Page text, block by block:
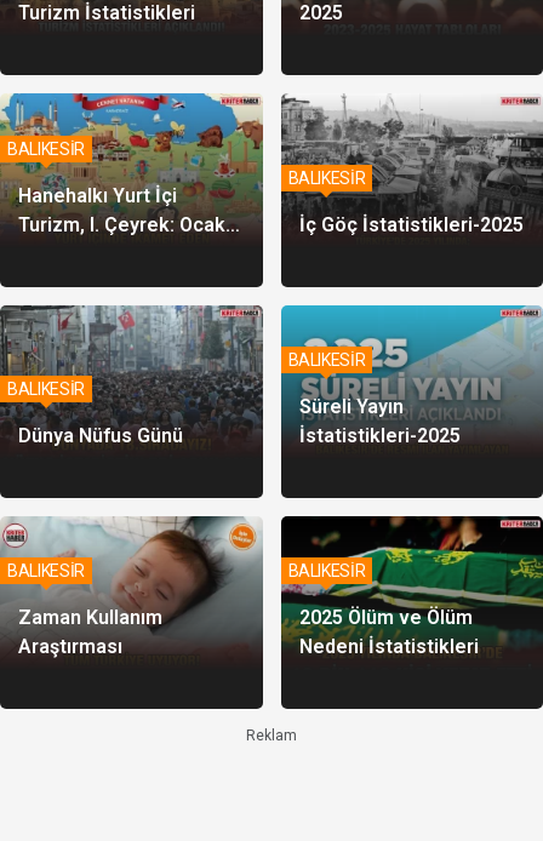
Turizm İstatistikleri
2025
Hanehalkı Yurt İçi
Turizm, I. Çeyrek: Ocak-
BALIKESİR
İç Göç İstatistikleri-2025
BALIKESİR
Dünya Nüfus Günü
BALIKESİR
Süreli Yayın
İstatistikleri-2025
BALIKESİR
Zaman Kullanım
Araştırması
BALIKESİR
2025 Ölüm ve Ölüm
Nedeni İstatistikleri
BALIKESİR
Reklam